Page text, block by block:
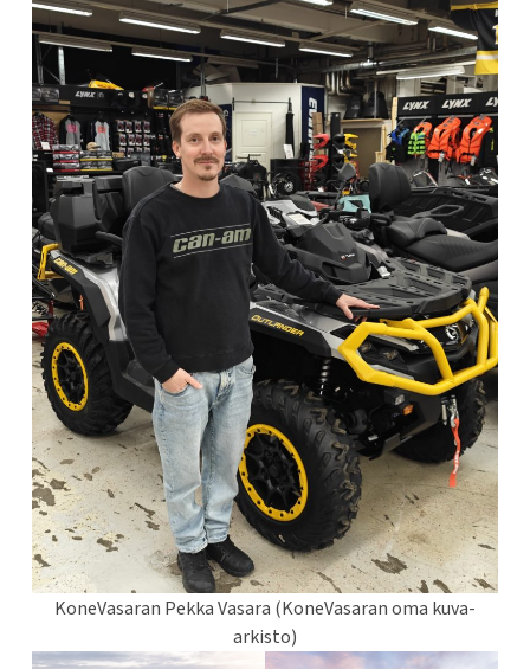
KoneVasaran Pekka Vasara (KoneVasaran oma kuva-
arkisto)